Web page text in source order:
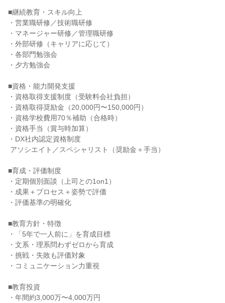
■継続教育・スキル向上
・営業職研修／技術職研修
・マネージャー研修／管理職研修
・外部研修（キャリアに応じて）
・各部門勉強会
・夕方勉強会
■資格・能力開発支援
・資格取得支援制度（受験料会社負担）
・資格取得奨励金（20,000円〜150,000円）
・資格学校費用70％補助（合格時）
・資格手当（賞与時加算）
・DX社内認定資格制度
■育成・評価制度
・定期個別面談（上司との1on1）
・成果＋プロセス＋姿勢で評価
・評価基準の明確化
■教育方針・特徴
・「5年で一人前に」を育成目標
・文系・理系問わずゼロから育成
・挑戦・失敗も評価対象
・コミュニケーション力重視
■教育投資
・年間約3,000万〜4,000万円